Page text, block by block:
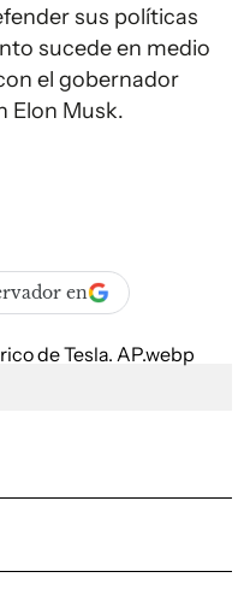
sus políticas
sucede en medio
el gobernador
Elon Musk.
en